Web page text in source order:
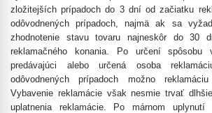
zložitejších prípadoch do 3 dní od začiatku
odôvodnených prípadoch, najmä ak sa
zhodnotenie stavu tovaru najneskôr do 30
reklamačného konania. Po určení spôsobu
predávajúci alebo určená osoba
odôvodnených prípadoch možno
Vybavenie reklamácie však nesmie trvať
uplatnenia reklamácie. Po márnom